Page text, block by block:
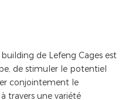
de Lefeng Cages est
de stimuler le potentiel
conjointement le
travers une variété